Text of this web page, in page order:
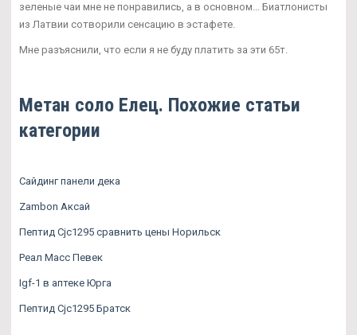
зеленые чаи мне не понравились, а в основном... Биатлонисты
из Латвии сотворили сенсацию в эстафете.
Мне разъяснили, что если я не буду платить за эти 65т.
Метан соло Елец. Похожие статьи
категории
Сайдинг панели дека
Zambon Аксай
Пептид Cjc1295 сравнить цены Норильск
Реал Масс Певек
Igf-1 в аптеке Юрга
Пептид Cjc1295 Братск